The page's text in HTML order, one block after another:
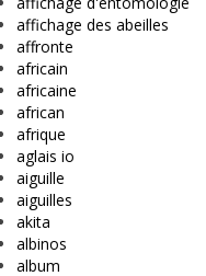
affichage des abeilles
affronte
africain
africaine
african
afrique
aglais io
aiguille
aiguilles
akita
albinos
album